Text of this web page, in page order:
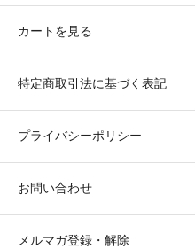
カートを見る
特定商取引法に基づく表記
プライバシーポリシー
お問い合わせ
メルマガ登録・解除